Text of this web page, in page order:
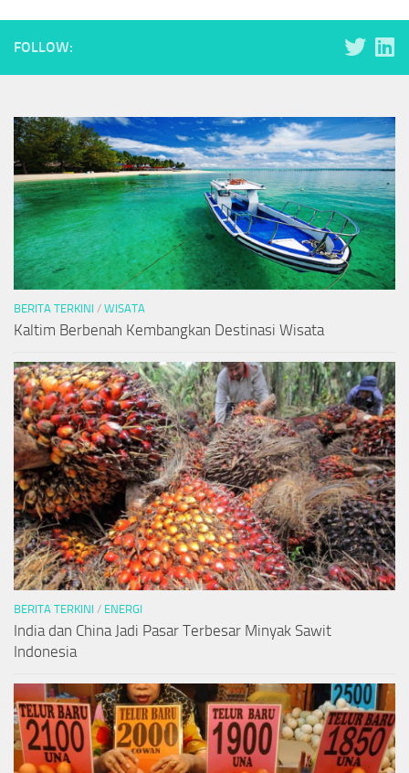
FOLLOW:
BERITA TERKINI / WISATA
Kaltim Berbenah Kembangkan Destinasi Wisata
BERITA TERKINI / ENERGI
India dan China Jadi Pasar Terbesar Minyak Sawit
Indonesia